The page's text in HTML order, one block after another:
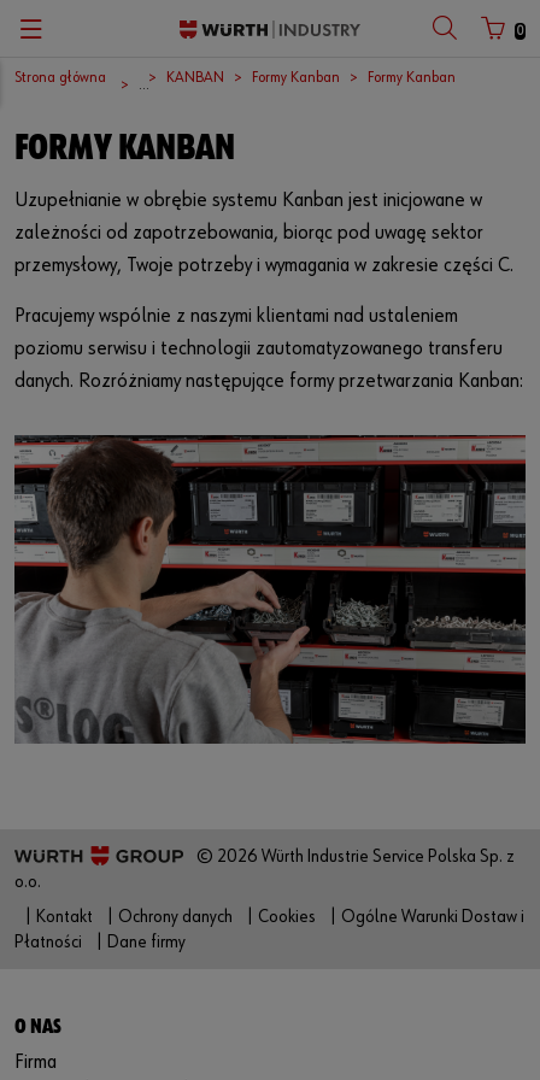
0
Zurück
Numer klienta
Numer partnera
Hasło
Nie pamiętasz hasła?
Zapamiętaj dane logowania
Zaloguj się
lub
Chcesz robić zakupy przez Internet?
Zurück
Firma
Europejskie centrum logistyczne
International
Global Sourcing
Imprezy targowe
Newsletter
Ściąganie
Platforma wideo
Odpowiedzialność
Kontakt
Zurück
Zarządzanie częściami C
Bezpieczeństwo dostaw
Schlanke Fabrik
KANBAN
Rozwiązania systemowe
Rozwiązania dla produktów
Branże
Zurück
Asortyment produktów
Elementy łączące
Części CPS®SPECIAL
Jakość
Produkty specyficzne dla aplikacji
Zurück
Okazje
Wolne stanowiska
Zurück
English
Polski
Strona główna ... KANBAN Formy Kanban Formy Kanban
FORMY KANBAN
Uzupełnianie w obrębie systemu Kanban jest inicjowane w
zależności od zapotrzebowania, biorąc pod uwagę sektor
przemysłowy, Twoje potrzeby i wymagania w zakresie części C.
Pracujemy wspólnie z naszymi klientami nad ustaleniem
poziomu serwisu i technologii zautomatyzowanego transferu
danych. Rozróżniamy następujące formy przetwarzania Kanban:
© 2026 Würth Industrie Service Polska Sp. z
o.o.
| Kontakt
| Ochrony danych | Cookies
| Ogólne Warunki Dostaw i
Płatności
| Dane firmy
O NAS
Firma